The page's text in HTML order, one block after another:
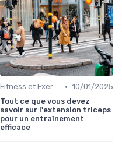
Fitness et Exercices • 10/01/2025
Tout ce que vous devez
savoir sur l'extension triceps
pour un entraînement
efficace